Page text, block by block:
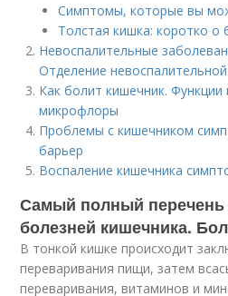
Симптомы, которые вы
Толстая кишка: коротко о
Невоспалительные
Отделение
Как болит кишечник. Функции
микрофлоры
Проблемы с кишечником
барьер
Воспаление кишечника
Самый полный
болезней кишечника.
В тонкой кишке происходит
переваривания пищи, затем
переваривания, витаминов и